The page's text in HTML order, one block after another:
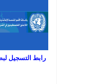
رابط التسجيل